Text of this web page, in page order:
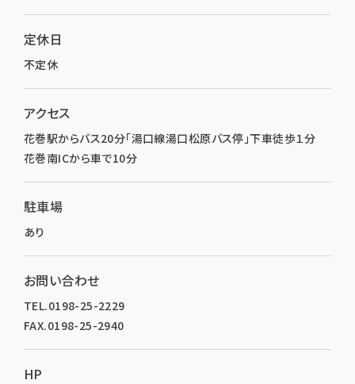
定休日
不定休
アクセス
花巻駅からバス20分「湯口線湯口松原バス停」下車徒歩１分
花巻南ICから車で10分
駐車場
あり
お問い合わせ
TEL.0198-25-2229
FAX.0198-25-2940
HP